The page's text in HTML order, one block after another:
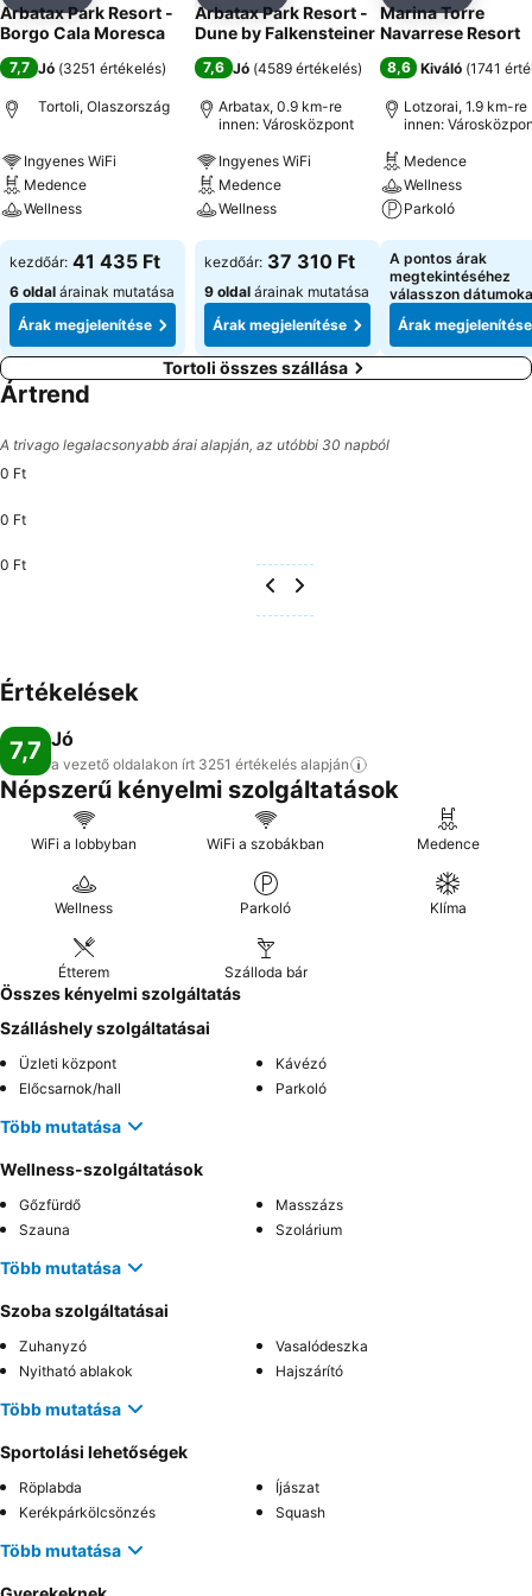
Arbatax Park Resort -
Borgo Cala Moresca
7,7 Jó (3251 értékelés)
Tortoli, Olaszország
Ingyenes WiFi
Medence
Wellness
Árak megjelenítése
kezdőár: 41 435 Ft
6 oldal árainak mutatása
Árak megjelenítése
Arbatax Park Resort -
Dune by Falkensteiner
7,6 Jó (4589 értékelés)
Arbatax, 0.9 km-re
innen: Városközpont
Ingyenes WiFi
Medence
Wellness
Árak megjelenítése
kezdőár: 37 310 Ft
9 oldal árainak mutatása
Árak megjelenítése
Marina Torre
Navarrese Resort
8,6 Kiváló (1741
Lotzorai, 1.9 km-re
innen:
Medence
Wellness
Parkoló
Árak
A pontos árak
megtekintéséhez
válasszon
Árak megjelenítése
Tortoli összes szállása
Ártrend
A trivago legalacsonyabb árai alapján, az utóbbi 30 napból
0 Ft
0 Ft
0 Ft
Értékelések
7,7 Jó
a vezető oldalakon írt 3251 értékelés alapján
Népszerű kényelmi szolgáltatások
WiFi a lobbyban WiFi a szobákban Medence
Wellness Parkoló Klíma
Étterem Szálloda bár
Összes kényelmi szolgáltatás
Szálláshely szolgáltatásai
Üzleti központ
Kávézó
Előcsarnok/hall
Parkoló
Több mutatása
Wellness-szolgáltatások
Gőzfürdő
Masszázs
Szauna
Szolárium
Több mutatása
Szoba szolgáltatásai
Zuhanyzó
Vasalódeszka
Nyitható ablakok
Hajszárító
Több mutatása
Sportolási lehetőségek
Röplabda
Íjászat
Kerékpárkölcsönzés
Squash
Több mutatása